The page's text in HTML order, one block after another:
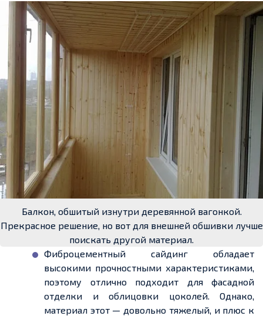
Балкон, обшитый изнутри деревянной вагонкой.
Прекрасное решение, но вот для внешней обшивки лучше
поискать другой материал.
Фиброцементный сайдинг обладает
высокими прочностными характеристиками,
поэтому отлично подходит для фасадной
отделки и облицовки цоколей. Однако,
материал этот — довольно тяжелый, и плюс к